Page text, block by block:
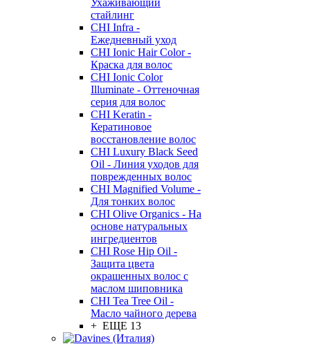
Ухаживающий
стайлинг
CHI Infra -
Ежедневный уход
CHI Ionic Hair Color -
Краска для волос
CHI Ionic Color
Illuminate - Оттеночная
серия для волос
CHI Keratin -
Кератиновое
восстановление волос
CHI Luxury Black Seed
Oil - Линия уходов для
поврежденных волос
CHI Magnified Volume -
Для тонких волос
CHI Olive Organics - На
основе натуральных
ингредиентов
CHI Rose Hip Oil -
Защита цвета
окрашенных волос с
маслом шиповника
CHI Tea Tree Oil -
Масло чайного дерева
+ ЕЩЕ 13